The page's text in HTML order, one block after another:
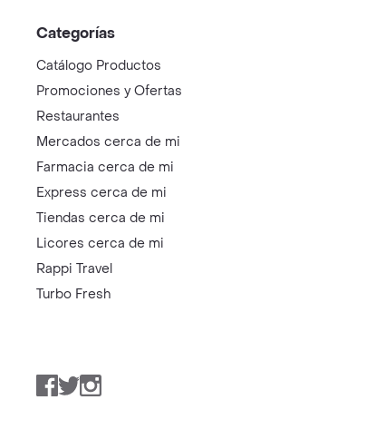
Categorías
Catálogo Productos
Promociones y Ofertas
Restaurantes
Mercados cerca de mi
Farmacia cerca de mi
Express cerca de mi
Tiendas cerca de mi
Licores cerca de mi
Rappi Travel
Turbo Fresh
Facebook
TwitterInstagram